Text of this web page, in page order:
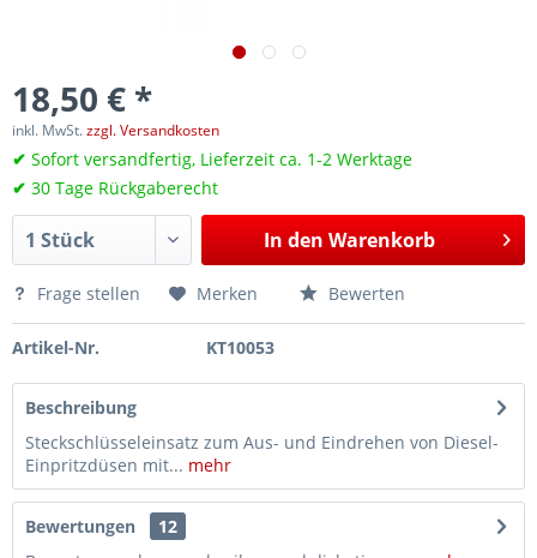
18,50 € *
inkl. MwSt.zzgl. Versandkosten
✔ Sofort versandfertig, Lieferzeit ca. 1-2 Werktage
✔ 30 Tage Rückgaberecht
In den Warenkorb
Frage stellen Merken Bewerten
Artikel-Nr. KT10053
Beschreibung
Steckschlüsseleinsatz zum Aus- und Eindrehen von Diesel-
Einpritzdüsen mit... mehr
Bewertungen
12